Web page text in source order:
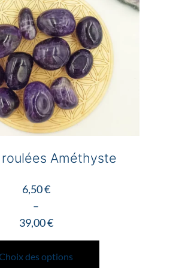
Améthyste
6,50€
–
39,00€
Plage
de
des options
Ce